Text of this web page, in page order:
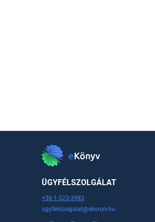
ÜGYFÉLSZOLGÁLAT
+36-1-323-3983
ugyfelszolgalat@ekonyv.hu